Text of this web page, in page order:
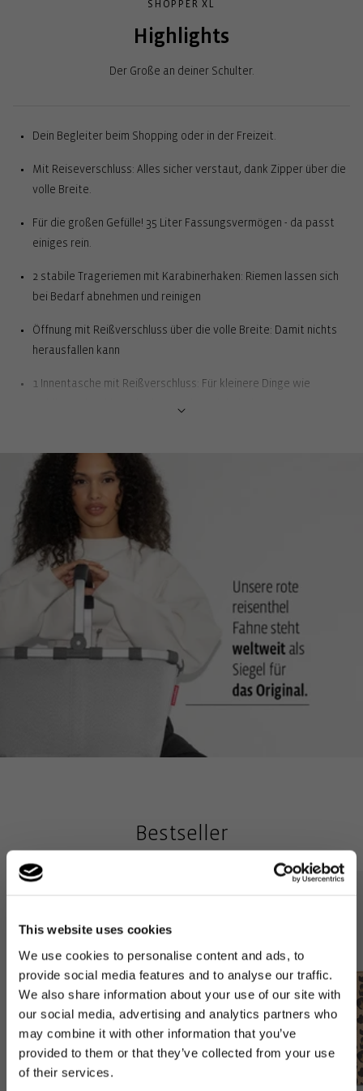
This website uses cookies
We use cookies to personalise content and ads, to
provide social media features and to analyse our traffic.
We also share information about your use of our site with
our social media, advertising and analytics partners who
may combine it with other information that you’ve
provided to them or that they’ve collected from your use
of their services.
SHOPPER XL
Highlights
Der Große an deiner Schulter.
Dein Begleiter beim Shopping oder in der Freizeit.
Mit Reiseverschluss: Alles sicher verstaut, dank Zipper über die
volle Breite.
Für die großen Gefülle! 35 Liter Fassungsvermögen - da passt
einiges rein.
2 stabile Trageriemen mit Karabinerhaken: Riemen lassen sich
bei Bedarf abnehmen und reinigen
Öffnung mit Reißverschluss über die volle Breite: Damit nichts
herausfallen kann
1 Innentasche mit Reißverschluss: Für kleinere Dinge wie
schützt das Gerät und erspart das Suchen
Bestseller